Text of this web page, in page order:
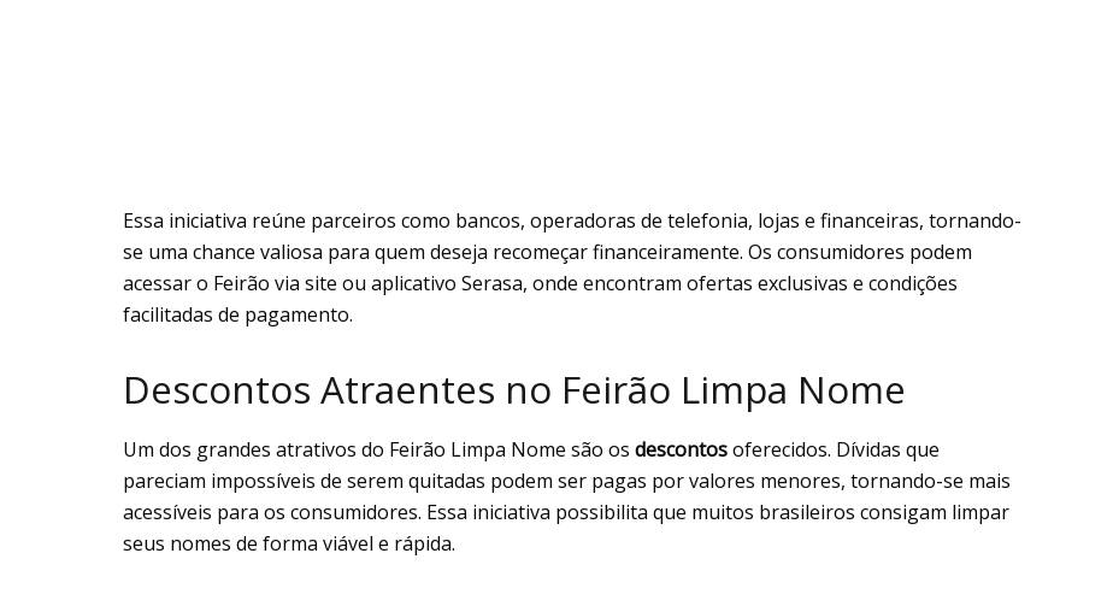
Essa iniciativa reúne parceiros como bancos, operadoras de telefonia, lojas e financeiras, tornando-
se uma chance valiosa para quem deseja recomeçar financeiramente. Os consumidores podem
acessar o Feirão via site ou aplicativo Serasa, onde encontram ofertas exclusivas e condições
facilitadas de pagamento.
Descontos Atraentes no Feirão Limpa Nome
Um dos grandes atrativos do Feirão Limpa Nome são os descontosoferecidos. Dívidas que
pareciam impossíveis de serem quitadas podem ser pagas por valores menores, tornando-se mais
acessíveis para os consumidores. Essa iniciativa possibilita que muitos brasileiros consigam limpar
seus nomes de forma viável e rápida.